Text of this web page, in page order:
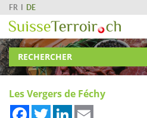
FR DE
RECHERCHER
Les Vergers de Féchy
FacebookTwitterLinkedIn